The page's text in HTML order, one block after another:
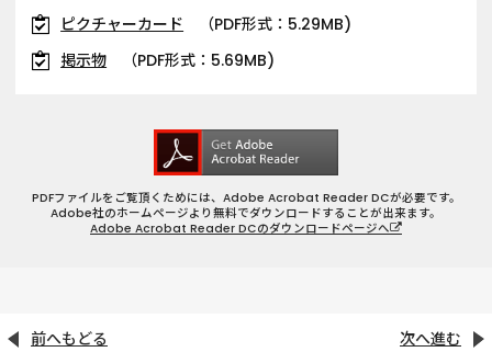
ピクチャーカード
（PDF形式：5.29MB)
掲示物
（PDF形式：5.69MB)
PDFファイルをご覧頂くためには、Adobe Acrobat Reader DCが必要です。
Adobe社のホームページより無料でダウンロードすることが出来ます。
Adobe Acrobat Reader DCのダウンロードページへ
前へもどる 次へ進む